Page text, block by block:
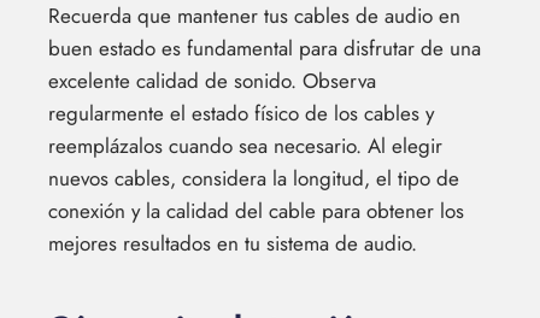
Recuerda que mantener tus cables de audio en
buen estado es fundamental para disfrutar de una
excelente calidad de sonido. Observa
regularmente el estado físico de los cables y
reemplázalos cuando sea necesario. Al elegir
nuevos cables, considera la longitud, el tipo de
conexión y la calidad del cable para obtener los
mejores resultados en tu sistema de audio.